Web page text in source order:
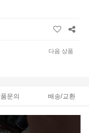
다음 상품
문의 배송/교환